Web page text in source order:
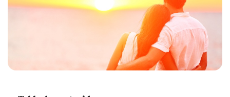
Ayuda
Recursos